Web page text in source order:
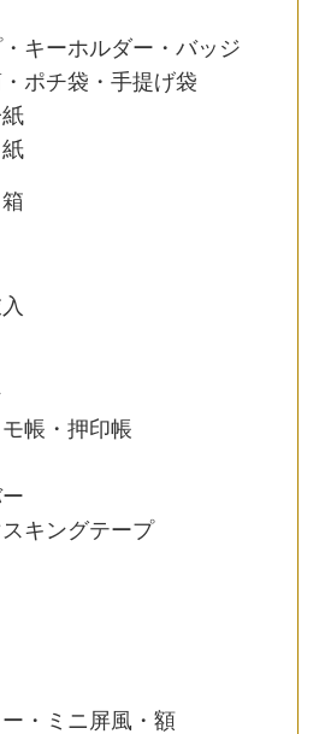
キーホルダー・バッジ
ポチ袋・手提げ袋
帳・押印帳
キングテープ
・ミニ屏風・額